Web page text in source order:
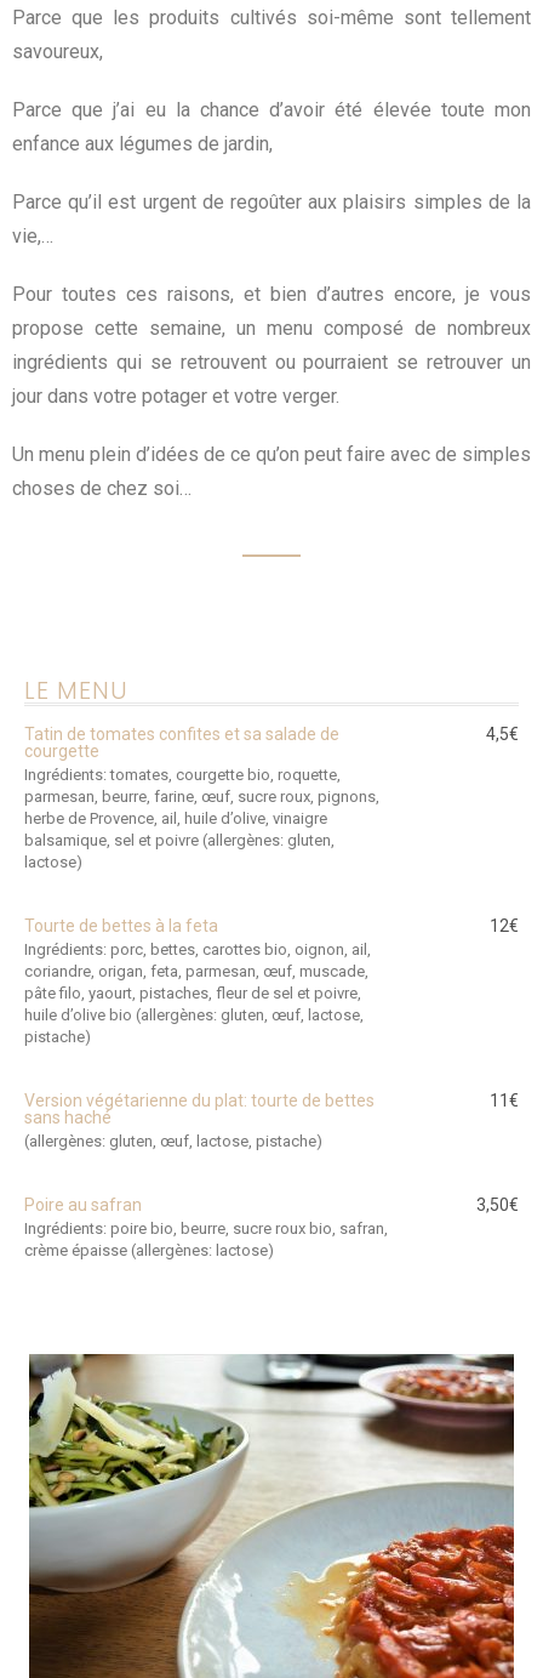
Parce que les produits cultivés soi-même sont tellement
savoureux,
Parce que j’ai eu la chance d’avoir été élevée toute mon
enfance aux légumes de jardin,
Parce qu’il est urgent de regoûter aux plaisirs simples de la
vie,…
Pour toutes ces raisons, et bien d’autres encore, je vous
propose cette semaine, un menu composé de nombreux
ingrédients qui se retrouvent ou pourraient se retrouver un
jour dans votre potager et votre verger.
Un menu plein d’idées de ce qu’on peut faire avec de simples
choses de chez soi…
LE MENU
Tatin de tomates confites et sa salade de
courgette
Ingrédients: tomates, courgette bio, roquette,
parmesan, beurre, farine, œuf, sucre roux, pignons,
herbe de Provence, ail, huile d’olive, vinaigre
balsamique, sel et poivre (allergènes: gluten,
lactose)
4,5€
Tourte de bettes à la feta
Ingrédients: porc, bettes, carottes bio, oignon, ail,
coriandre, origan, feta, parmesan, œuf, muscade,
pâte filo, yaourt, pistaches, fleur de sel et poivre,
huile d’olive bio (allergènes: gluten, œuf, lactose,
pistache)
12€
Version végétarienne du plat: tourte de bettes
sans haché
(allergènes: gluten, œuf, lactose, pistache)
11€
Poire au safran
Ingrédients: poire bio, beurre, sucre roux bio, safran,
crème épaisse (allergènes: lactose)
3,50€